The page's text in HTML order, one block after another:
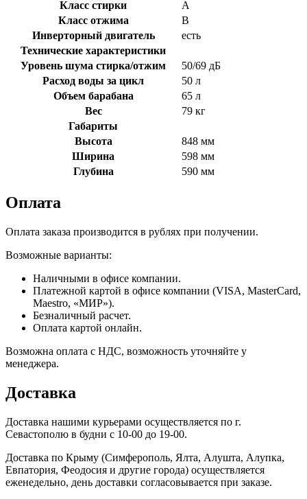
Класс стирки
A
Класс отжима
B
Инверторный двигатель
есть
Технические характеристики
Уровень шума стирка/отжим
50/69 дБ
Расход воды за цикл
50 л
Объем барабана
65 л
Вес
79 кг
Габариты
Высота
848 мм
Ширина
598 мм
Глубина
590 мм
Оплата
Оплата заказа производится в рублях при получении.
Возможные варианты:
Наличными в офисе компании.
Платежной картой в офисе компании (VISA, MasterCard,
Maestro, «МИР»).
Безналичный расчет.
Оплата картой онлайн.
Возможна оплата с НДС, возможность уточняйте у
менеджера.
Доставка
Доставка нашими курьерами осуществляется по г.
Севастополю в будни с 10-00 до 19-00.
Доставка по Крыму (Симферополь, Ялта, Алушта, Алупка,
Евпатория, Феодосия и другие города) осуществляется
еженедельно, день доставки согласовывается при заказе.